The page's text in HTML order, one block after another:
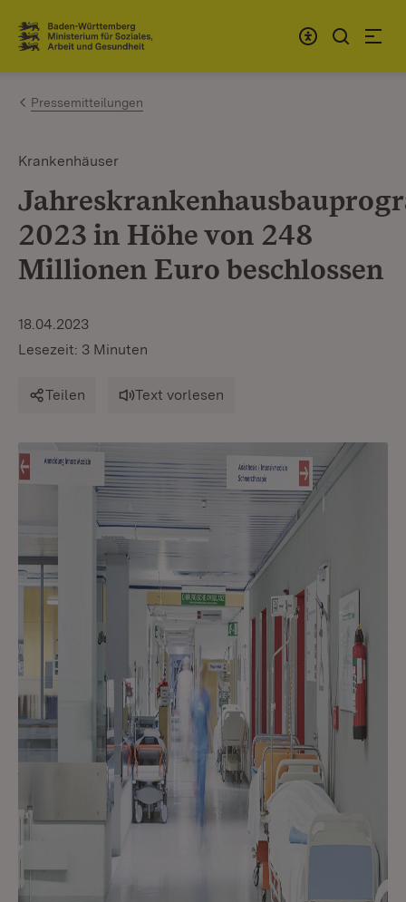
Zum Inhalt springen
Link zur Startseite
Pressemitteilungen
Krankenhäuser
2023 in Höhe von 248
Millionen Euro beschlossen
18.04.2023
Lesezeit: 3 Minuten
Teilen Text vorlesen